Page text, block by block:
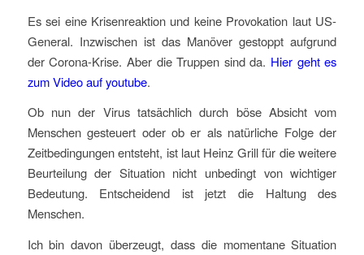
Es sei eine Krisenreaktion und keine Provokation laut US-
General. Inzwischen ist das Manöver gestoppt aufgrund
der Corona-Krise. Aber die Truppen sind da. Hier geht es
zum Video auf youtube.
Ob nun der Virus tatsächlich durch böse Absicht vom
Menschen gesteuert oder ob er als natürliche Folge der
Zeitbedingungen entsteht, ist laut Heinz Grill für die weitere
Beurteilung der Situation nicht unbedingt von wichtiger
Bedeutung. Entscheidend ist jetzt die Haltung des
Menschen.
Ich bin davon überzeugt, dass die momentane Situation